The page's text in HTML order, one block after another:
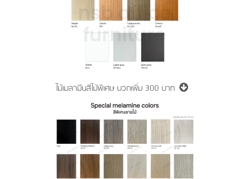
ไม้เมลามีนสีไม้พิเศษ บวกเพิ่ม 300 บาท